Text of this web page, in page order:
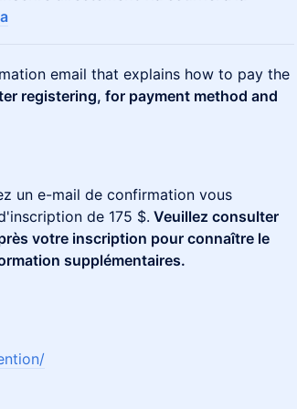
email that explains how to pay the
registering, for payment method and
un e-mail de confirmation vous
de 175 $. Veuillez consulter
votre inscription pour connaître le
supplémentaires.